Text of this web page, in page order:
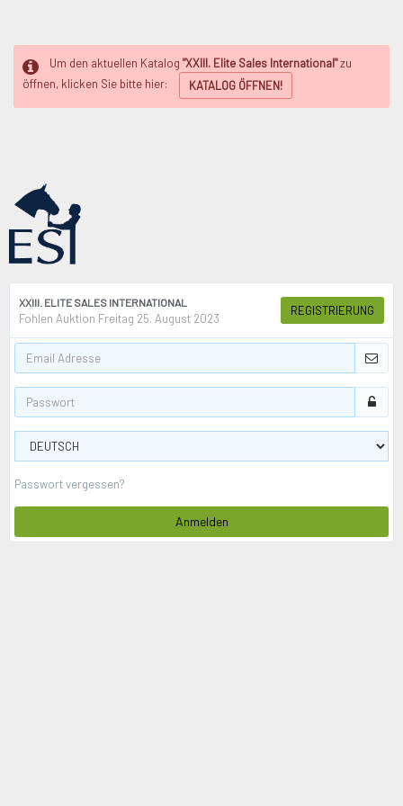
Um den aktuellen Katalog "XXIII. Elite Sales International"zu
öffnen, klicken Sie bitte hier:
KATALOG ÖFFNEN!
REGISTRIERUNG
XXIII. ELITE SALES INTERNATIONAL
Fohlen Auktion Freitag 25. August 2023
Passwort vergessen?
Anmelden